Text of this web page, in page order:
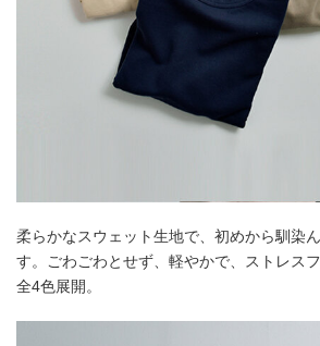
柔らかなスウェット生地で、初めから馴染
す。ごわごわとせず、軽やかで、ストレス
全4色展開。